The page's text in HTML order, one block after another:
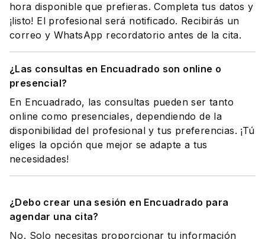
hora disponible que prefieras. Completa tus datos y
¡listo! El profesional será notificado. Recibirás un
correo y WhatsApp recordatorio antes de la cita.
¿Las consultas en Encuadrado son online o
presencial?
En Encuadrado, las consultas pueden ser tanto
online como presenciales, dependiendo de la
disponibilidad del profesional y tus preferencias. ¡Tú
eliges la opción que mejor se adapte a tus
necesidades!
¿Debo crear una sesión en Encuadrado para
agendar una cita?
No. Solo necesitas proporcionar tu información